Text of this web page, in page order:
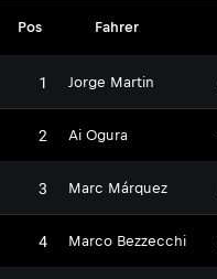
Pos Fahrer
1 Jorge Martin
2 Ai Ogura
3 Marc Márquez
4 Marco Bezzecchi